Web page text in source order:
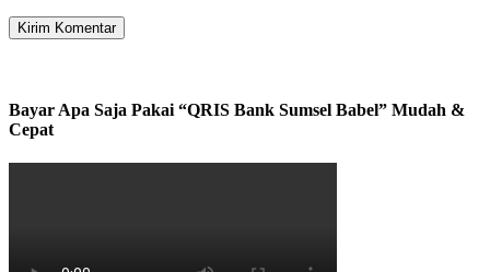
Bayar Apa Saja Pakai “QRIS Bank Sumsel Babel” Mudah &
Cepat